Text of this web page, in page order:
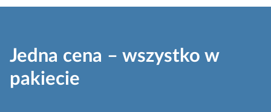
Jedna cena – wszystko w
pakiecie